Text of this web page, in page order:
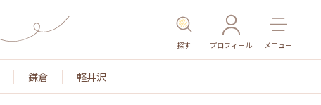
探す プロフィール メニュー
鎌倉 軽井沢